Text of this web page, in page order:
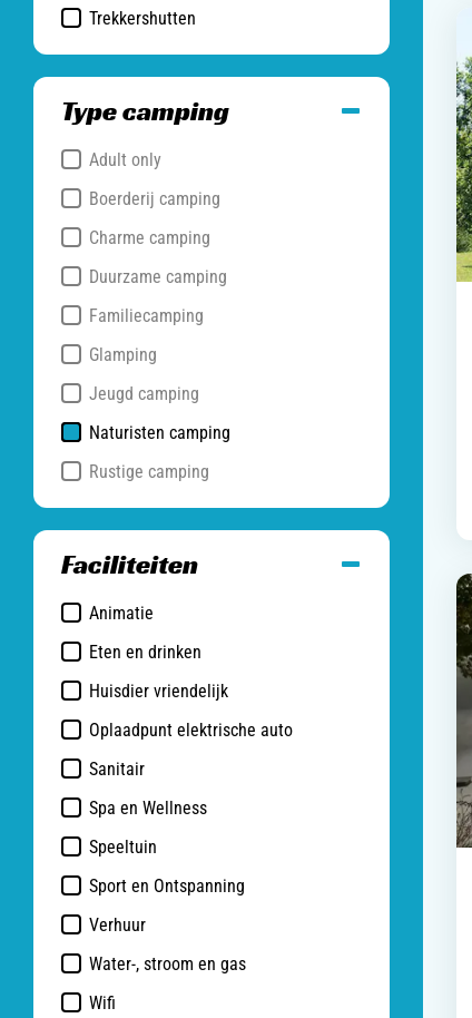
Trekkershutten
Type camping
Adult only
Boerderij camping
Charme camping
Duurzame camping
Familiecamping
Glamping
Jeugd camping
Naturisten camping
Rustige camping
Faciliteiten
Animatie
Eten en drinken
Afhaal
Broodjes service
Café / Bar / Terras
Campingwinkel(tje)
Restaurant
Snackbar
Huisdier vriendelijk
Oplaadpunt elektrische auto
Sanitair
Babysanitair
Familiedouches
Kindersanitair
Spa en Wellness
Speeltuin
Buitenspeeltuin
Sport en Ontspanning
Verhuur
Water-, stroom en gas
Wifi